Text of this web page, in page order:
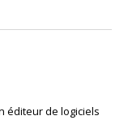
éditeur de logiciels